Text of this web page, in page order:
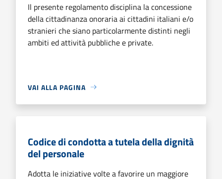
Il presente regolamento disciplina la concessione
della cittadinanza onoraria ai cittadini italiani e/o
stranieri che siano particolarmente distinti negli
ambiti ed attività pubbliche e private.
VAI ALLA PAGINA
Codice di condotta a tutela della dignità
del personale
Adotta le iniziative volte a favorire un maggiore